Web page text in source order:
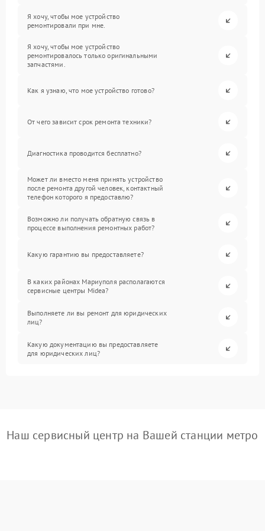
Я хочу, чтобы мое устройство
ремонтировали при мне.
Я хочу, чтобы мое устройство
ремонтировалось только оригинальными
запчастями.
Как я узнаю, что мое устройство готово?
От чего зависит срок ремонта техники?
Диагностика проводится бесплатно?
Может ли вместо меня принять устройство
после ремонта другой человек, контактный
телефон которого я предоставлю?
Возможно ли получать обратную связь в
процессе выполнения ремонтных работ?
Какую гарантию вы предоставляете?
В каких районах Мариуполя располагаются
сервисные центры Midea?
Выполняете ли вы ремонт для юридических
лиц?
Какую документацию вы предоставляете
для юридических лиц?
Наш сервисный центр на Вашей станции метро